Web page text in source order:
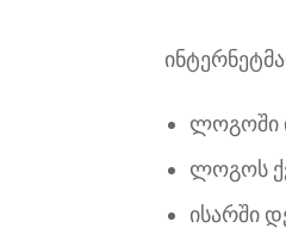
ლოგოში
ლოგოს
ისარში